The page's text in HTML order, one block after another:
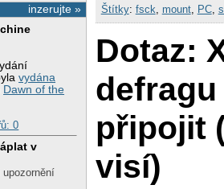
inzerujte »
vydána
Dawn of the
0
v
Štítky: fsck mount, PC,
Dotaz:
připojit
visí)